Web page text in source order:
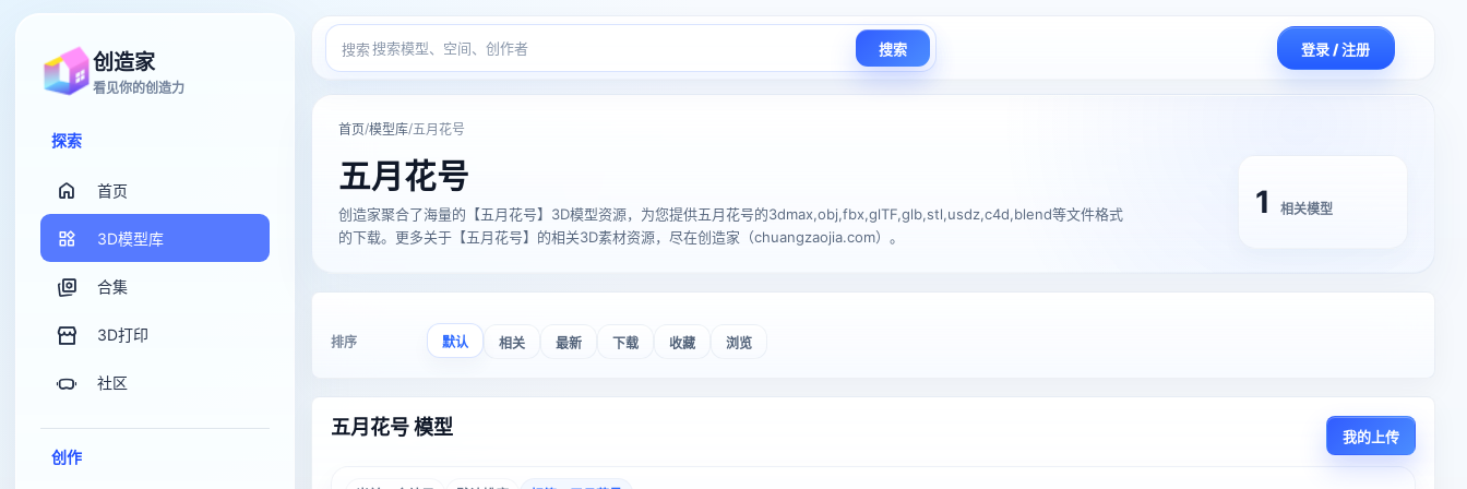
创造家
看见你的创造力
探索
首页
3D模型库
合集
3D打印
社区
创作
搜索 搜索 登录 / 注册
首页/模型库/五月花号
五月花号
创造家聚合了海量的【五月花号】3D模型资源，为您提供五月花号的3dmax,obj,fbx,glTF,glb,stl,usdz,c4d,blend等文件格式
的下载。更多关于【五月花号】的相关3D素材资源，尽在创造家（chuangzaojia.com）。
1 相关模型
排序 默认 相关 最新 下载 收藏 浏览
五月花号 模型 我的上传